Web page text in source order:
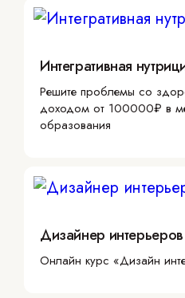
Интегративная
Решите проблемы со
доходом от 100000₽ в
образования
Дизайнер интерьеров
Онлайн курс «Дизайн